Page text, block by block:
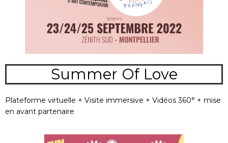
Summer Of Love
Plateforme virtuelle + Visite immersive + Vidéos 360° + mise
en avant partenaire